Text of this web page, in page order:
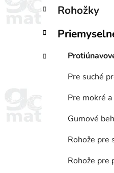
ó
i
Rohožky
Pre suché
Pre mokré
Gumové
Rohože pre
Rohože pre